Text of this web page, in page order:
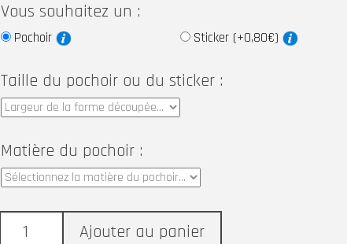
Vous souhaitez un :
Pochoir Sticker (+0,80€)
Taille du pochoir ou du sticker :
Matière du pochoir :
Ajouter au panier